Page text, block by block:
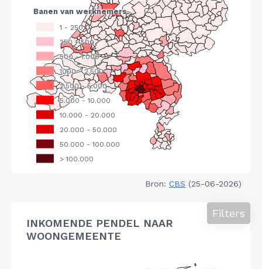
Bron: CBS (25-06-2026)
INKOMENDE PENDEL NAAR
WOONGEMEENTE
Filters